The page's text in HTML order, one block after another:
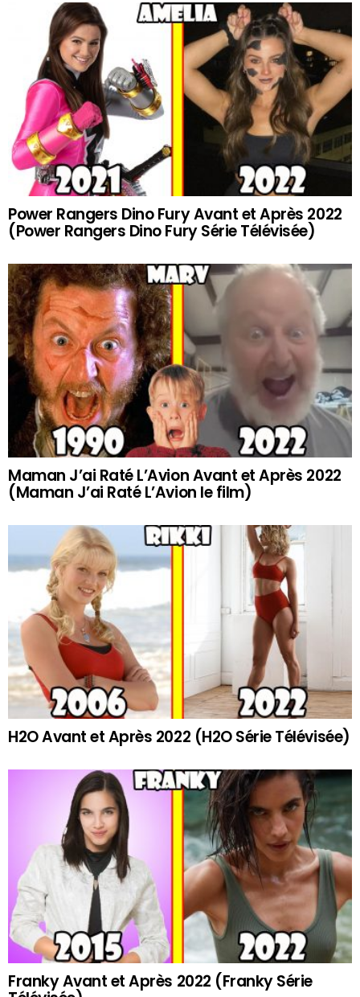
Power Rangers Dino Fury Avant et Après 2022
(Power Rangers Dino Fury Série Télévisée)
Maman J’ai Raté L’Avion Avant et Après 2022
(Maman J’ai Raté L’Avion le film)
H2O Avant et Après 2022 (H2O Série Télévisée)
Franky Avant et Après 2022 (Franky Série